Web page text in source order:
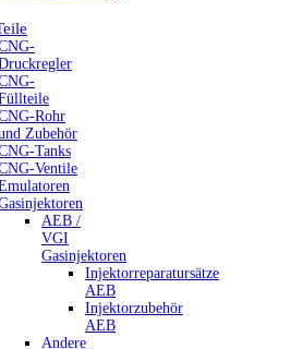
Rohr
Zubehör
Tanks
Ventile
AEB /
VGI
Gasinjektoren
Injektorreparatursätze
AEB
Injektorzubehör
AEB
Andere